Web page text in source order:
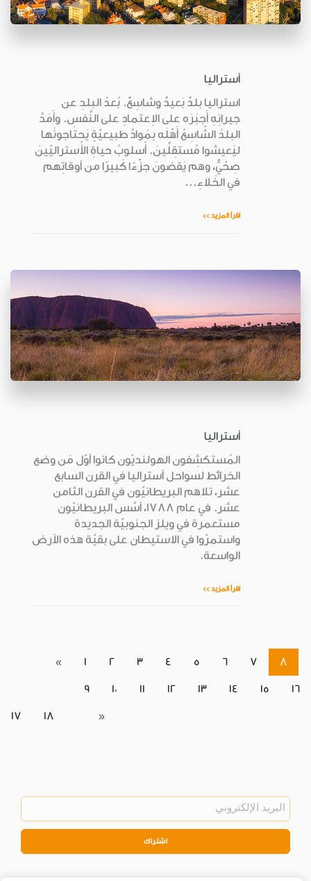
أستراليا
استراليا بلدٌ بَعيدٌ وشاسِعٌ. بُعدُ البلدِ عن
جيرانِهِ أَجبَرَه على الاِعتمادِ على النَّفسِ. وأَمَدَّ
البلدُ الشّاسِعُ أَهْلَه بمَوادَّ طبيعيّةٍ يَحتاجونَها
ليَعيشوا مُستقِلِّينَ. أُسلوبُ حياةِ الأُستراليّينَ
صِحّيٌّ، وهم يَقضونَ جزْءًا كَبيرًا من أوقاتِهم
في الخَلاءِ...
اقرأ المزيد >>
أستراليا
المُستكشِفون الهولنديّون كانوا أوّل مَن وضع
الخرائط لسواحل أستراليا في القرن السابع
عشر، تلاهم البريطانيّون في القرن الثامن
عشر. في عام 1788، أسَّس البريطانيّون
مستعمرة في ويلز الجنوبيّة الجديدة
واستمرّوا في الاستيطان على بقيّة هذه الأرض
الواسعة.
اقرأ المزيد >>
« 1 2 3 4 5 6 7 8
9 10 11 12 13 14 15 16
17 18 »
اشتراك